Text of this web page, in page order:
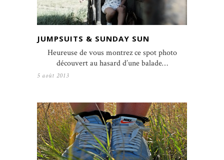
JUMPSUITS & SUNDAY SUN
Heureuse de vous montrez ce spot photo
découvert au hasard d’une balade…
5 août 2013